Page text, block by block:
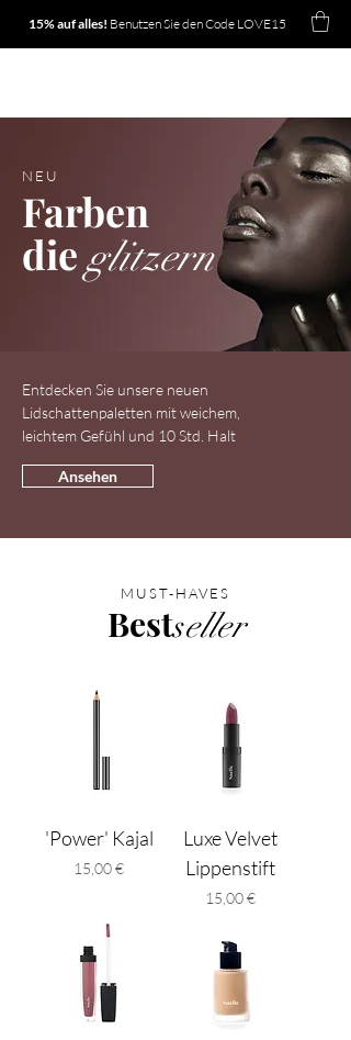
15% auf alles! Benutzen Sie den Code LOVE15
NEU
Farben
dieglitzern
Entdecken Sie unsere neuen
Lidschattenpaletten mit weichem,
leichtem Gefühl und 10 Std. Halt
Ansehen
MUST-HAVES
Bestseller
'Power' Kajal
Preis
15,00 €
Luxe Velvet
Lippenstift
Preis
15,00 €